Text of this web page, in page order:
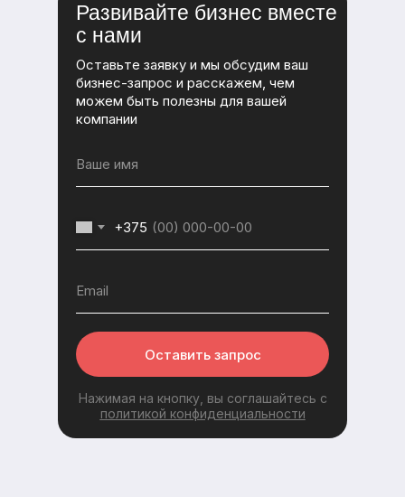
Развивайте бизнес вместе
с нами
Оставьте заявку и мы обсудим ваш
бизнес-запрос и расскажем, чем
можем быть полезны для вашей
компании
+375
Оставить запрос
Нажимая на кнопку, вы соглашайтесь с
политикой конфиденциальности